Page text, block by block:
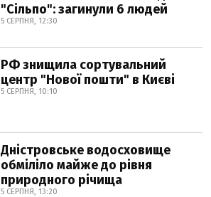
"Сільпо": загинули 6 людей
5 СЕРПНЯ, 12:30
РФ знищила сортувальний
центр "Нової пошти" в Києві
5 СЕРПНЯ, 10:10
Дністровське водосховище
обміліло майже до рівня
природного річища
5 СЕРПНЯ, 13:20